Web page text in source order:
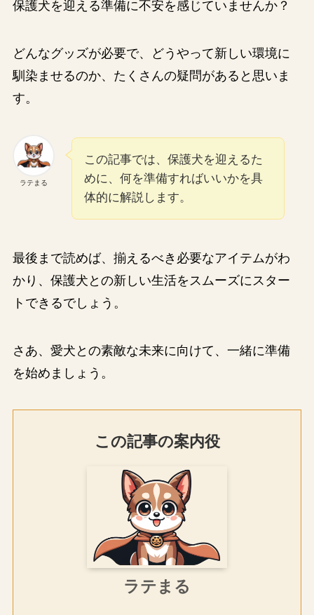
保護犬を迎える準備に不安を感じていませんか？
どんなグッズが必要で、どうやって新しい環境に
馴染ませるのか、たくさんの疑問があると思いま
す。
ラテまる
この記事では、保護犬を迎えるた
めに、何を準備すればいいかを具
体的に解説します。
最後まで読めば、揃えるべき必要なアイテムがわ
かり、保護犬との新しい生活をスムーズにスター
トできるでしょう。
さあ、愛犬との素敵な未来に向けて、一緒に準備
を始めましょう。
この記事の案内役
ラテまる